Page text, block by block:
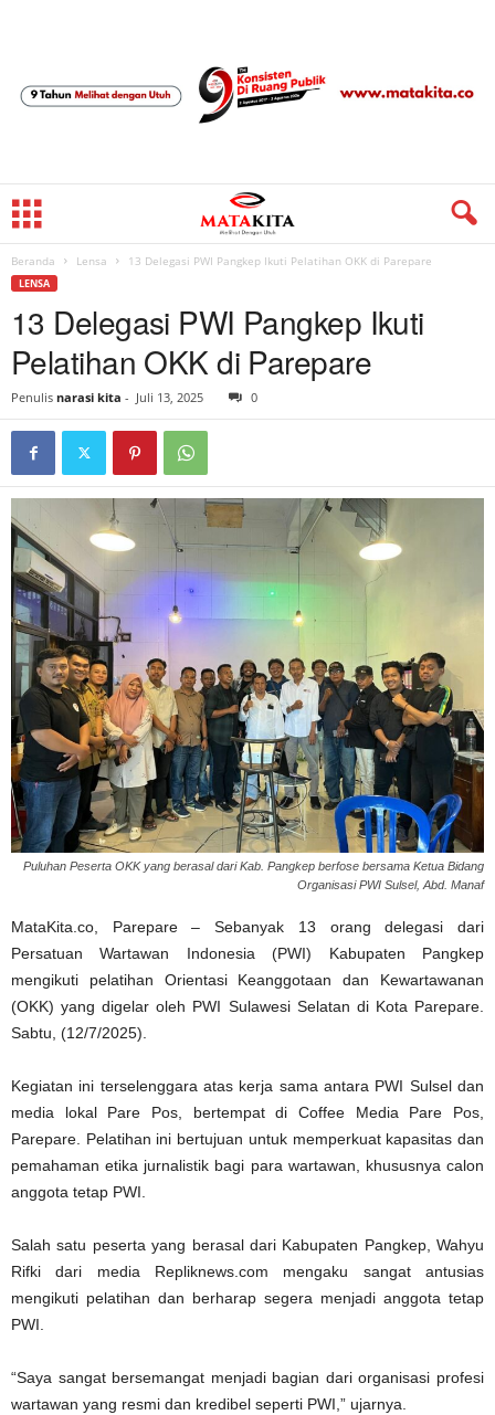
Beranda Lensa 13 Delegasi PWI Pangkep Ikuti Pelatihan OKK di Parepare
LENSA
13 Delegasi PWI Pangkep Ikuti
Pelatihan OKK di Parepare
Penulis narasi kita - Juli 13, 2025 0
Puluhan Peserta OKK yang berasal dari Kab. Pangkep berfose bersama Ketua Bidang
Organisasi PWI Sulsel, Abd. Manaf
MataKita.co, Parepare – Sebanyak 13 orang delegasi dari
Persatuan Wartawan Indonesia (PWI) Kabupaten Pangkep
mengikuti pelatihan Orientasi Keanggotaan dan Kewartawanan
(OKK) yang digelar oleh PWI Sulawesi Selatan di Kota Parepare.
Sabtu, (12/7/2025).
Kegiatan ini terselenggara atas kerja sama antara PWI Sulsel dan
media lokal Pare Pos, bertempat di Coffee Media Pare Pos,
Parepare. Pelatihan ini bertujuan untuk memperkuat kapasitas dan
pemahaman etika jurnalistik bagi para wartawan, khususnya calon
anggota tetap PWI.
Salah satu peserta yang berasal dari Kabupaten Pangkep, Wahyu
Rifki dari media Repliknews.com mengaku sangat antusias
mengikuti pelatihan dan berharap segera menjadi anggota tetap
PWI.
“Saya sangat bersemangat menjadi bagian dari organisasi profesi
wartawan yang resmi dan kredibel seperti PWI,” ujarnya.